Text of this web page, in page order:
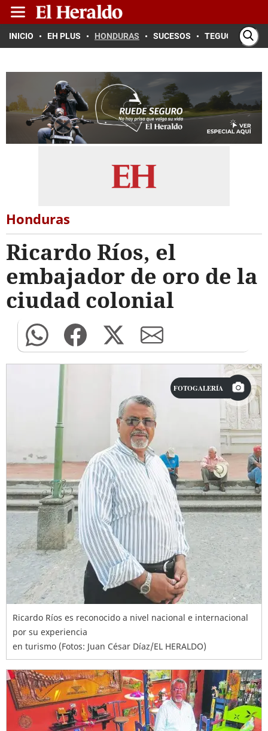
INICIO EH PLUS HONDURAS SUCESOS TEGUCIGALPA
Honduras
Ricardo Ríos, el
embajador de oro de la
ciudad colonial
FOTOGALERÍA
Ricardo Ríos es reconocido a nivel nacional e internacional
por su experiencia
en turismo (Fotos: Juan César Díaz/EL HERALDO)